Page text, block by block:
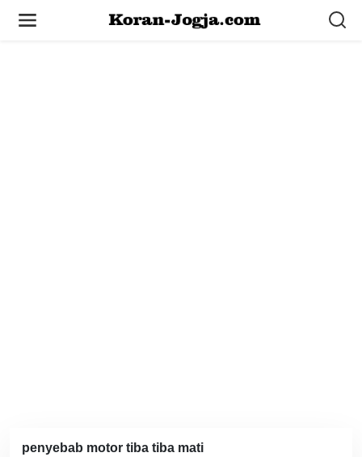
penyebab motor tiba tiba mati